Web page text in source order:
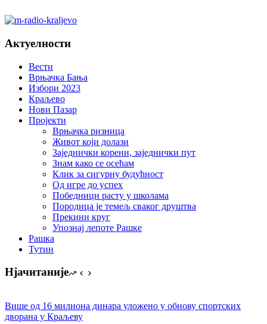
Актуелности
Вести
Врњачка Бања
Избори 2023
Краљево
Нови Пазар
Пројекти
Врњачка ризница
Живот који долази
Заједнички корени, заједнички пут
Знам како се осећам
Клик за сигурну будућност
Од игре до успех
Победници расту у школама
Породица је темељ сваког друштва
Прекини круг
Упознај лепоте Рашке
Рашка
Тутин
Нјачитаније
Више од 16 милиона динара уложено у обнову спортских
дворана у Краљеву